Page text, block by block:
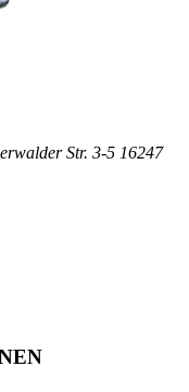
Str. 3-5 16247